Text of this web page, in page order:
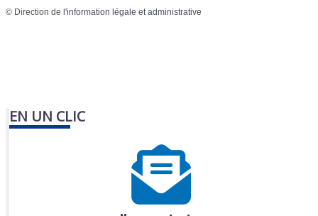
© Direction de l'information légale et administrative
EN UN CLIC